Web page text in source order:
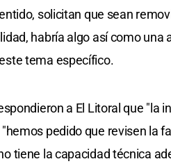
solicitan que sean
habría algo así como una
tema específico.
a El Litoral que "la
pedido que revisen la
tiene la capacidad técnica